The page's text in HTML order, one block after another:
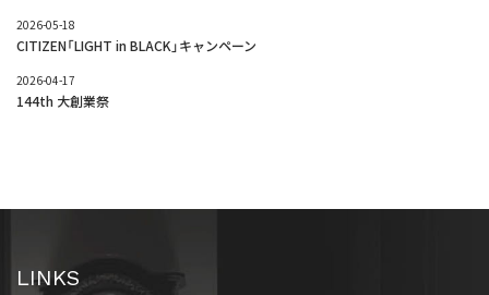
2026-05-18
CITIZEN「LIGHT in BLACK」キャンペーン
2026-04-17
144th 大創業祭
LINKS